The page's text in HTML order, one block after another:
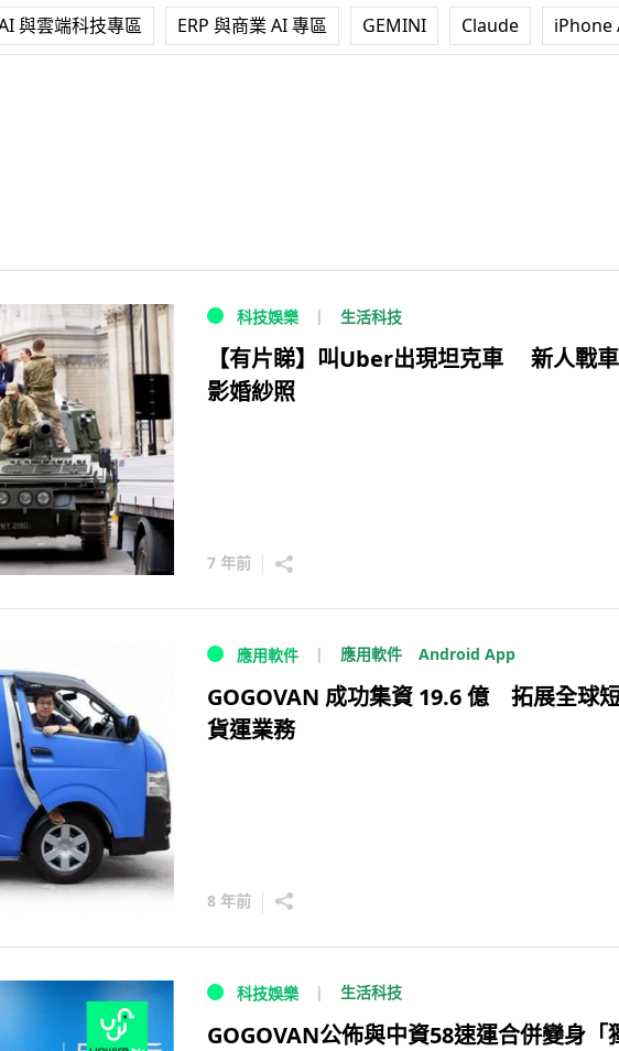
與雲端科技專區 ERP 與商業 AI 專區 GEMINI Claude iPhone
科技娛樂 生活科技
【有片睇】叫Uber出現坦克車 新人戰
影婚紗照
7 年前
應用軟件 應用軟件 Android App
GOGOVAN 成功集資 19.6 億 拓展全球
貨運業務
8 年前
科技娛樂 生活科技
GOGOVAN公佈與中資58速運合併變身「